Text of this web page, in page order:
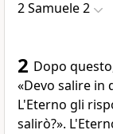
2 Samuele 2
2 Dopo
«Devo salire in
L'Eterno gli
salirò?».